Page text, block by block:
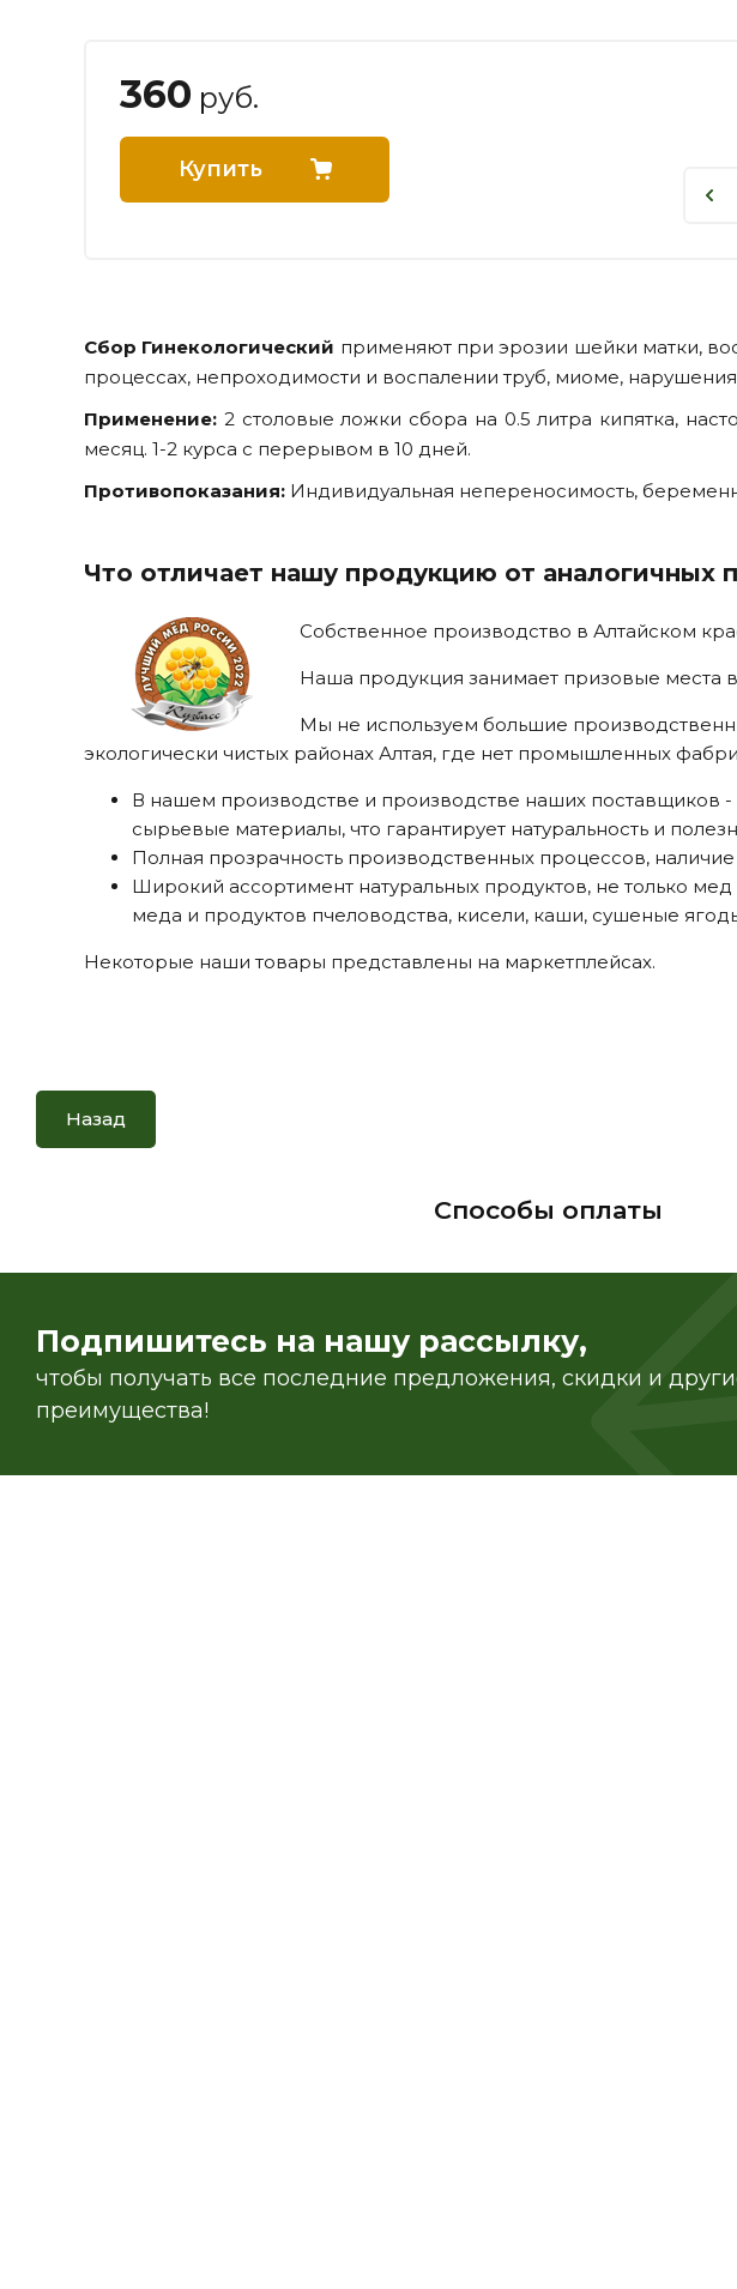
360 руб.
Купить
Сбор Гинекологический применяют при эрозии шейки матки,
процессах, непроходимости и воспалении труб, миоме,
Применение: 2 столовые ложки сбора на 0.5 литра кипятка,
месяц. 1-2 курса с перерывом в 10 дней.
Противопоказания: Индивидуальная непереносимость,
Что отличает нашу продукцию от аналогичных
Собственное производство в Алтайском
Наша продукция занимает призовые места
Мы не используем большие
экологически чистых районах Алтая, где нет промышленных
В нашем производстве и производстве наших поставщиков
сырьевые материалы, что гарантирует натуральность и
Полная прозрачность производственных процессов,
Широкий ассортимент натуральных продуктов, не только
меда и продуктов пчеловодства, кисели, каши, сушеные
Некоторые наши товары представлены на маркетплейсах.
Назад
Способы оплаты
Подпишитесь на нашу рассылку,
чтобы получать все последние предложения, скидки и
преимущества!